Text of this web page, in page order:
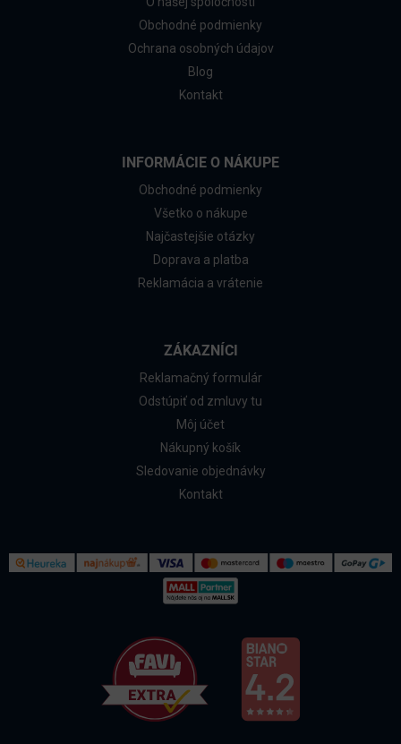
Obchodné podmienky
Ochrana osobných údajov
Blog
Kontakt
INFORMÁCIE O NÁKUPE
Obchodné podmienky
Všetko o nákupe
Najčastejšie otázky
Doprava a platba
Reklamácia a vrátenie
ZÁKAZNÍCI
Reklamačný formulár
Odstúpiť od zmluvy tu
Môj účet
Nákupný košík
Sledovanie objednávky
Kontakt